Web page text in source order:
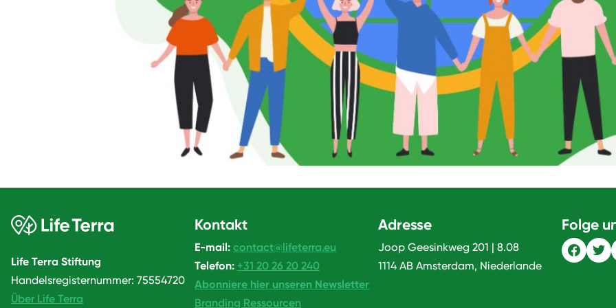
Life Terra Stiftung
Handelsregisternummer: 75554720
Über Life Terra
Kontakt
E-mail: contact@lifeterra.eu
Telefon: +31 20 26 20 240
Abonniere hier unseren Newsletter
Branding Ressourcen
Adresse
Joop Geesinkweg 201 | 8.08
1114 AB Amsterdam, Niederlande
Folge